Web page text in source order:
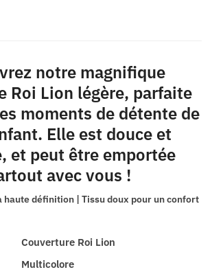
notre magnifique
Roi Lion légère, parfaite
moments de détente de
Elle est douce et
et peut être emportée
avec vous !
définition | Tissu doux pour un confort
Couverture Roi Lion
Multicolore